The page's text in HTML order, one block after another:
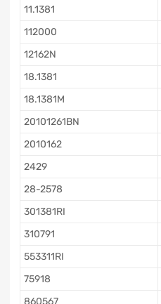
11.1381
112000
12162N
18.1381
18.1381M
20101261BN
2010162
2429
28-2578
301381RI
310791
553311RI
75918
860567